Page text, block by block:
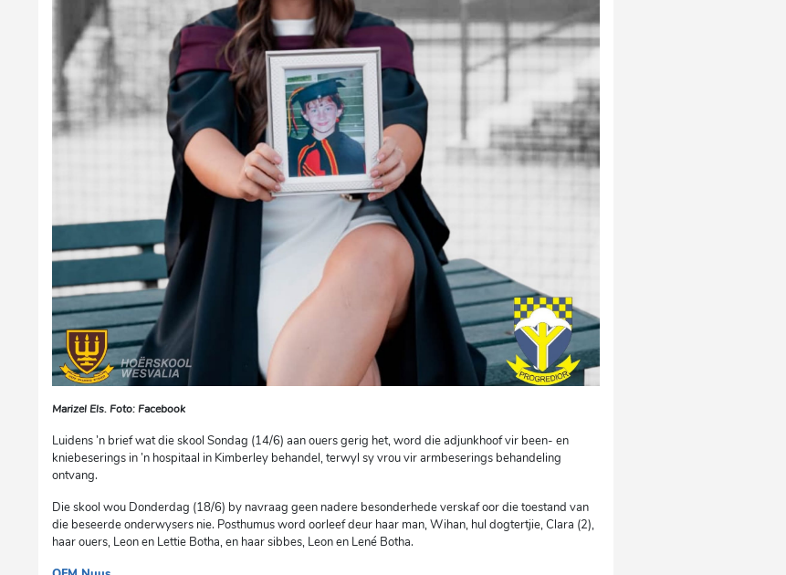
Marizel Els. Foto: Facebook
Luidens ’n brief wat die skool Sondag (14/6) aan ouers gerig het, word die adjunkhoof vir been- en
kniebeserings in ’n hospitaal in Kimberley behandel, terwyl sy vrou vir armbeserings behandeling
ontvang.
Die skool wou Donderdag (18/6) by navraag geen nadere besonderhede verskaf oor die toestand van
die beseerde onderwysers nie. Posthumus word oorleef deur haar man, Wihan, hul dogtertjie, Clara (2),
haar ouers, Leon en Lettie Botha, en haar sibbes, Leon en Lené Botha.